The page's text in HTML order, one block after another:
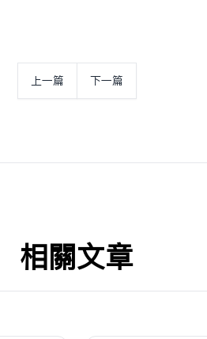
上一篇 下一篇
相关文章